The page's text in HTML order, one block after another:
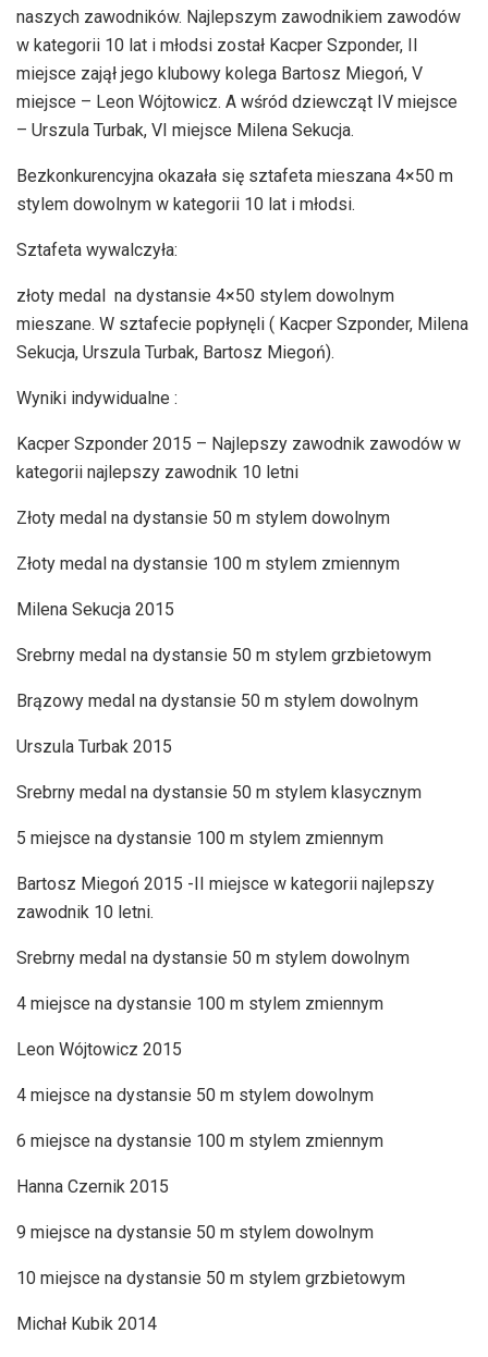
naszych zawodników. Najlepszym zawodnikiem zawodów
w kategorii 10 lat i młodsi został Kacper Szponder, II
miejsce zajął jego klubowy kolega Bartosz Miegoń, V
miejsce – Leon Wójtowicz. A wśród dziewcząt IV miejsce
– Urszula Turbak, VI miejsce Milena Sekucja.
Bezkonkurencyjna okazała się sztafeta mieszana 4×50 m
stylem dowolnym w kategorii 10 lat i młodsi.
Sztafeta wywalczyła:
złoty medal na dystansie 4×50 stylem dowolnym
mieszane. W sztafecie popłynęli ( Kacper Szponder, Milena
Sekucja, Urszula Turbak, Bartosz Miegoń).
Wyniki indywidualne :
Kacper Szponder 2015 – Najlepszy zawodnik zawodów w
kategorii najlepszy zawodnik 10 letni
Złoty medal na dystansie 50 m stylem dowolnym
Złoty medal na dystansie 100 m stylem zmiennym
Milena Sekucja 2015
Srebrny medal na dystansie 50 m stylem grzbietowym
Brązowy medal na dystansie 50 m stylem dowolnym
Urszula Turbak 2015
Srebrny medal na dystansie 50 m stylem klasycznym
5 miejsce na dystansie 100 m stylem zmiennym
Bartosz Miegoń 2015 -II miejsce w kategorii najlepszy
zawodnik 10 letni.
Srebrny medal na dystansie 50 m stylem dowolnym
4 miejsce na dystansie 100 m stylem zmiennym
Leon Wójtowicz 2015
4 miejsce na dystansie 50 m stylem dowolnym
6 miejsce na dystansie 100 m stylem zmiennym
Hanna Czernik 2015
9 miejsce na dystansie 50 m stylem dowolnym
10 miejsce na dystansie 50 m stylem grzbietowym
Michał Kubik 2014